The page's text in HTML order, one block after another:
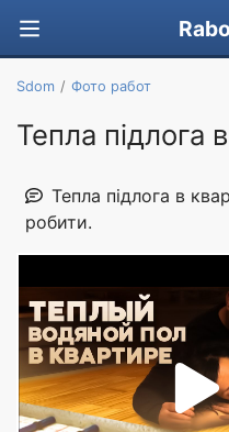
Sdom Фото работ
Тепла підлога
Тепла підлога в
робити.